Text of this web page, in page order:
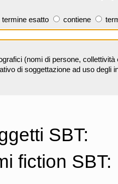
termine esatto contiene
(nomi di persone,
di soggettazione ad uso degli
SBT:
fiction SBT: